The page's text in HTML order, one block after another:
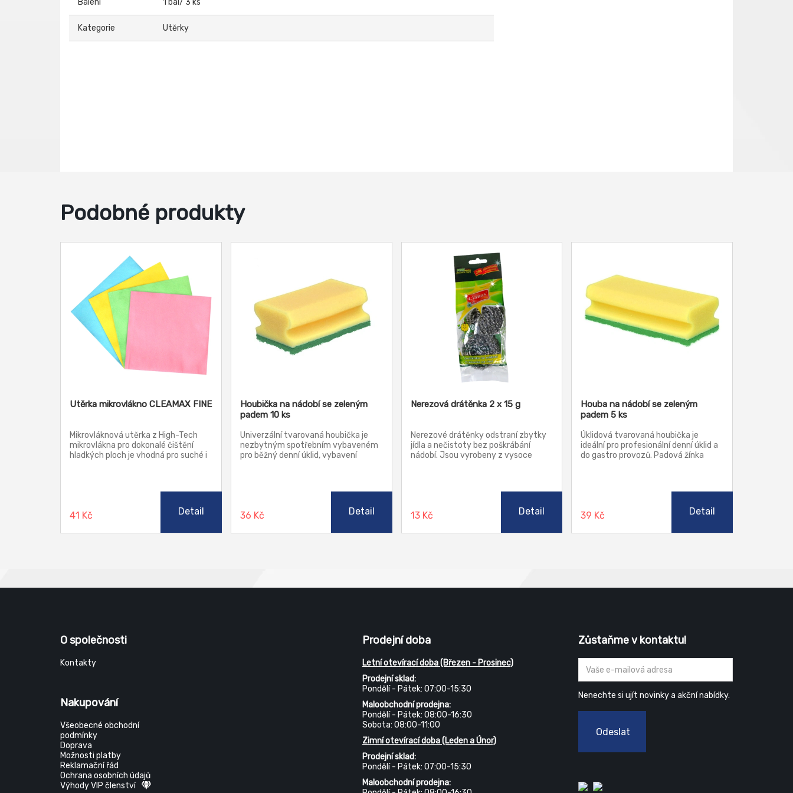
Balení 1 bal/ 3 ks
Kategorie Utěrky
Podobné produkty
Utěrka mikrovlákno CLEAMAX FINE
Mikrovláknová utěrka z High-Tech
mikrovlákna pro dokonalé čištění
hladkých ploch je vhodná pro suché i
41 Kč Detail
Houbička na nádobí se zeleným
padem 10 ks
Univerzální tvarovaná houbička je
nezbytným spotřebním vybaveném
pro běžný denní úklid, vybavení
kovy. Není vhodná na plastové
vybavení.
36 Kč Detail
Nerezová drátěnka 2 x 15 g
Nerezové drátěnky odstraní zbytky
jídla a nečistoty bez poškrábání
nádobí. Jsou vyrobeny z vysoce
13 Kč Detail
Houba na nádobí se zeleným
padem 5 ks
Úklidová tvarovaná houbička je
ideální pro profesionální denní úklid a
do gastro provozů. Padová žínka
39 Kč Detail
O společnosti
Kontakty
Nakupování
Všeobecné obchodní
podmínky
Doprava
Možnosti platby
Reklamační řád
Ochrana osobních údajů
Výhody VIP členství
Prodejní doba
Letní otevírací doba (Březen - Prosinec)
Prodejní sklad:
Pondělí - Pátek: 07:00-15:30
Maloobchodní prodejna:
Pondělí - Pátek: 08:00-16:30
Sobota: 08:00-11:00
Zimní otevírací doba (Leden a Únor)
Prodejní sklad:
Pondělí - Pátek: 07:00-15:30
Maloobchodní prodejna:
Zůstaňme v kontaktu!
Nenechte si ujít novinky a akční nabídky.
Odeslat